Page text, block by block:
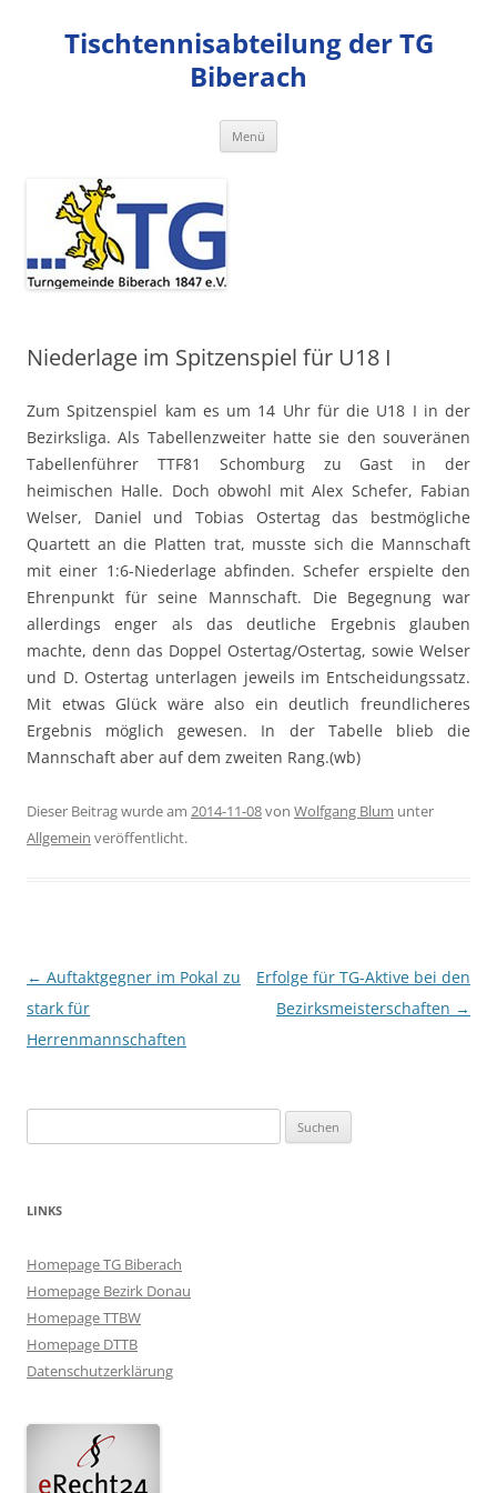
springenTischtennisabteilung der TG
Biberach
Menü
Niederlage im Spitzenspiel für U18 I
Zum Spitzenspiel kam es um 14 Uhr für die U18 I in der
Bezirksliga. Als Tabellenzweiter hatte sie den souveränen
Tabellenführer TTF81 Schomburg zu Gast in der
heimischen Halle. Doch obwohl mit Alex Schefer, Fabian
Welser, Daniel und Tobias Ostertag das bestmögliche
Quartett an die Platten trat, musste sich die Mannschaft
mit einer 1:6-Niederlage abfinden. Schefer erspielte den
Ehrenpunkt für seine Mannschaft. Die Begegnung war
allerdings enger als das deutliche Ergebnis glauben
machte, denn das Doppel Ostertag/Ostertag, sowie Welser
und D. Ostertag unterlagen jeweils im Entscheidungssatz.
Mit etwas Glück wäre also ein deutlich freundlicheres
Ergebnis möglich gewesen. In der Tabelle blieb die
Mannschaft aber auf dem zweiten Rang.(wb)
Dieser Beitrag wurde am 2014-11-08von Wolfgang Blum unter
Allgemein veröffentlicht.
Beitragsnavigation
← Auftaktgegner im Pokal zu
stark für
Herrenmannschaften
Erfolge für TG-Aktive bei den
Bezirksmeisterschaften →
nach:
LINKS
Homepage TG Biberach
Homepage Bezirk Donau
Homepage TTBW
Homepage DTTB
Datenschutzerklärung